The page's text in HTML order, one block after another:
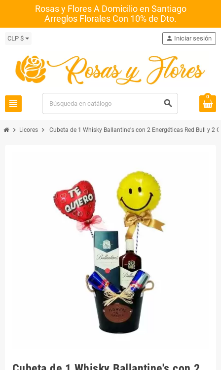
Rosas y Flores A Domicilio en Santiago
Arreglos Florales Con 10% de Dto.
CLP $
view_headline search
person Iniciar sesión
0
chevron_right Licores chevron_right Cubeta de 1 Whisky Ballantine's con 2 Energéticas Red Bull y 2